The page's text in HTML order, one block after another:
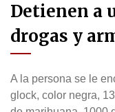
Detienen a
drogas y
A la persona se le
glock, color negra,